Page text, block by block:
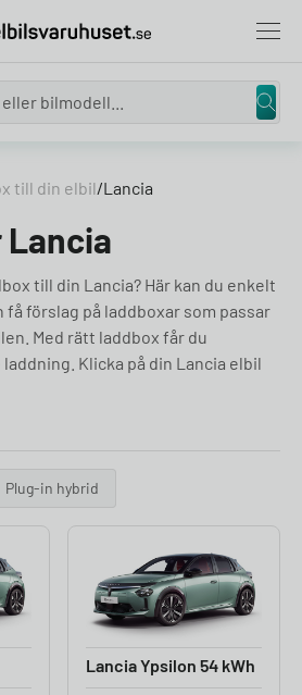
till din elbil/Lancia
Lancia
till din Lancia? Här kan du enkelt
förslag på laddboxar som passar
Med rätt laddbox får du
Klicka på din Lancia elbil
Plug-in hybrid
Lancia Ypsilon 54 kWh